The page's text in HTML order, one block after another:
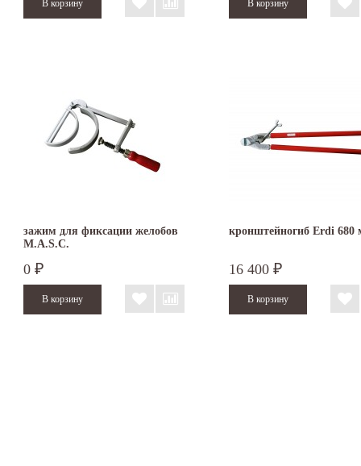
зажим для фиксации желобов
M.A.S.C.
0 ₽
кронштейногиб Erdi 680
16 400 ₽